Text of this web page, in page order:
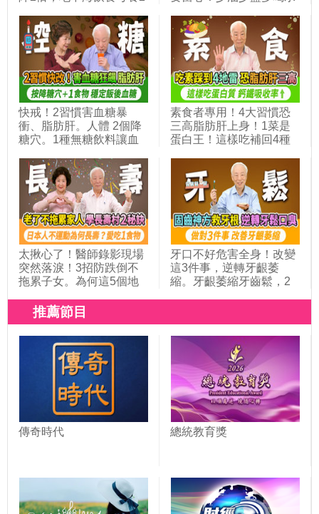
機率剩1成；每天1手部運
動穩定血壓又護心，逆轉
一輩子吃藥的命運｜胡乃
文開講Dr.HU_338
了。她脹氣吃益生菌更嚴
重！2水果＋1零食是腸道
通樂，超市都有賣。看中
醫治標又治本｜胡乃文開
講Dr.HU_353
快戒！2習慣害血糖暴
衝、脂肪肝。人體 2個降
糖穴。1種無糖飲料讓血
糖。這3水果血糖高的人
也可以吃。它補腎護血管
降三高。名廚用1菜湯，
穩血糖近50年｜胡乃文開
講Dr.HU_329
素食者專用！4大習慣恐
三高脂肪肝上身！1菜是
蛋白王！這樣吃補回4種
高2倍，6物補鈣強腎氣。
貧血補鐵+加1營養素，吸
收率大翻倍！這1種素恐
吃出虛弱體質｜胡乃文開
講Dr.HU_317
太揪心了！醫師錄影現場
突然落淚！3招防跌倒不
拖累子女。為何這5個地
量活到百歲。全台人瑞破
5千人創新高！日本人長
壽靠做1件事＋吃抗發炎
食物 ！｜胡乃文開講＿
牙口不好危害全身！改變
這3件事，逆轉牙齦萎
縮。牙齦萎縮牙齒鬆，2
倍。公開1牙粉配方，除
口臭救牙根。椰子油漱口
法，抗菌固牙齦｜胡乃文
開講Dr.HU_310
推薦節目
傳奇時代 總統教育獎